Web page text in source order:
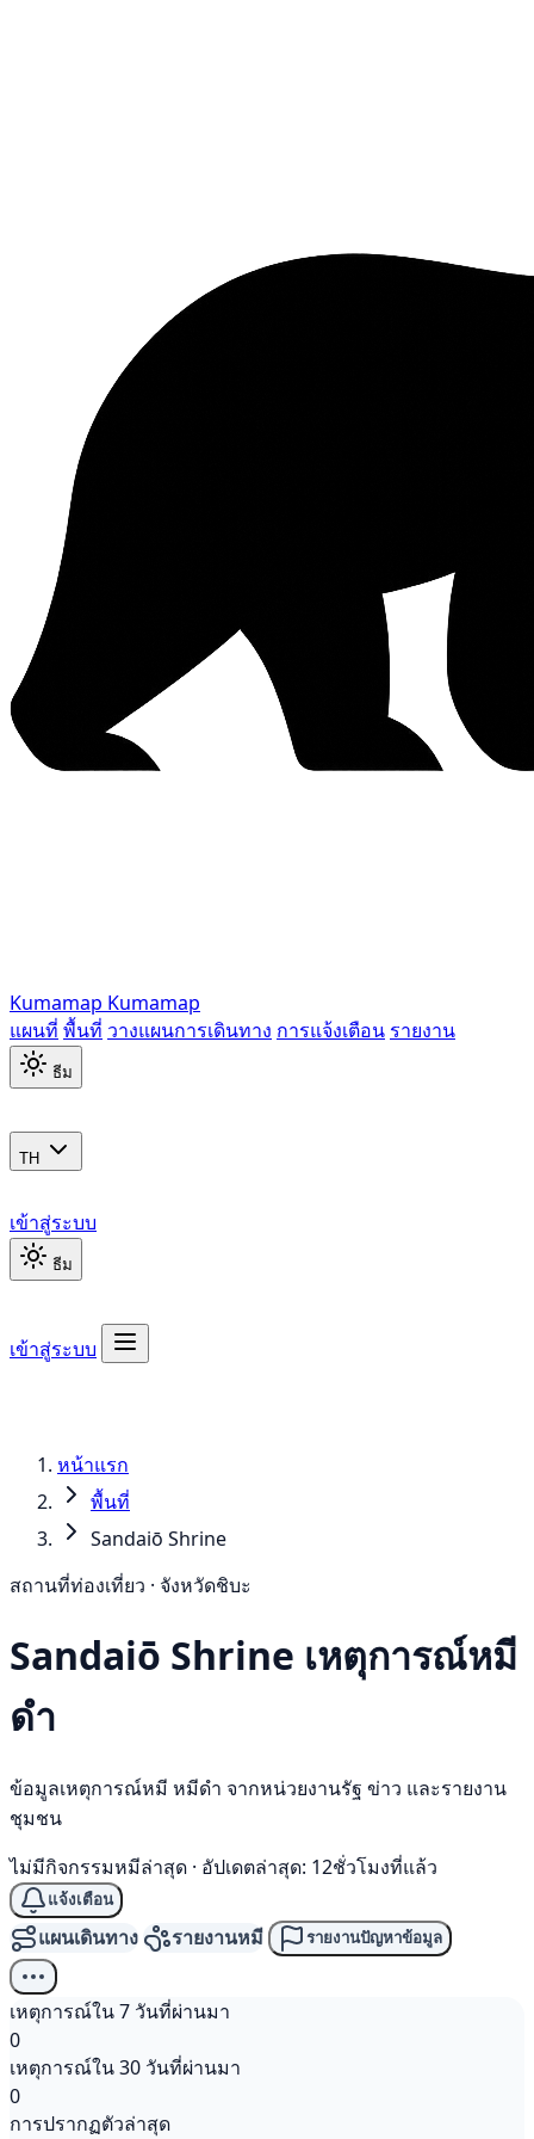
Kumamap Kumamap
แผนที่ พื้นที่ วางแผนการเดินทาง การแจ้งเตือน รายงาน
ธีม
TH
เข้าสู่ระบบ
ธีม
เข้าสู่ระบบ
หน้าแรก
พื้นที่
Sandaiō Shrine
สถานที่ท่องเที่ยว · จังหวัดชิบะ
Sandaiō Shrine เหตุการณ์หมี
ดำ
ข้อมูลเหตุการณ์หมี หมีดำ จากหน่วยงานรัฐ ข่าว และรายงาน
ชุมชน
ไม่มีกิจกรรมหมีล่าสุด · อัปเดตล่าสุด: 12ชั่วโมงที่แล้ว
แจ้งเตือน
แผนเดินทาง รายงานหมี รายงานปัญหาข้อมูล
เหตุการณ์ใน 7 วันที่ผ่านมา
0
เหตุการณ์ใน 30 วันที่ผ่านมา
0
การปรากฏตัวล่าสุด